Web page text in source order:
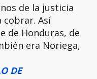
de la justicia
cobrar. Así
de Honduras, de
era Noriega,
DE